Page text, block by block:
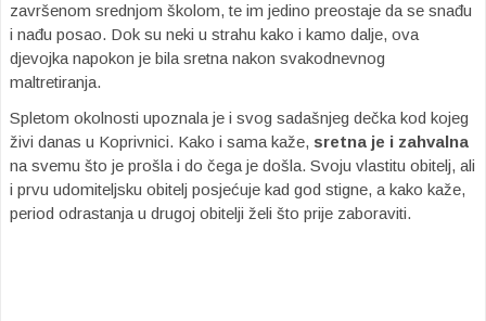
završenom srednjom školom, te im jedino preostaje da se snađu
i nađu posao. Dok su neki u strahu kako i kamo dalje, ova
djevojka napokon je bila sretna nakon svakodnevnog
maltretiranja.
Spletom okolnosti upoznala je i svog sadašnjeg dečka kod kojeg
živi danas u Koprivnici. Kako i sama kaže, sretna je i zahvalna
na svemu što je prošla i do čega je došla. Svoju vlastitu obitelj, ali
i prvu udomiteljsku obitelj posjećuje kad god stigne, a kako kaže,
period odrastanja u drugoj obitelji želi što prije zaboraviti.